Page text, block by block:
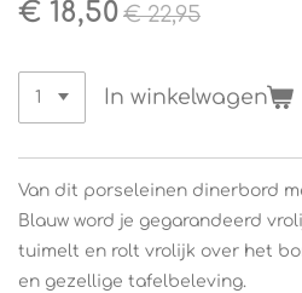
€ 18,50 € 22,95
In winkelwagen
Van dit porseleinen dinerbord
Blauw word je gegarandeerd
tuimelt en rolt vrolijk over het
en gezellige tafelbeleving.